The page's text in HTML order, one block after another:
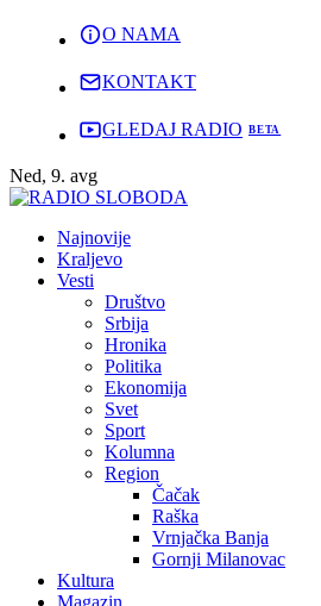
O NAMA
KONTAKT
GLEDAJ RADIO
Ned, 9. avg
Najnovije
Kraljevo
Vesti
Društvo
Srbija
Hronika
Politika
Ekonomija
Svet
Sport
Kolumna
Region
Čačak
Raška
Vrnjačka Banja
Gornji Milanovac
Kultura
Magazin